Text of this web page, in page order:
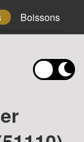
Boissons